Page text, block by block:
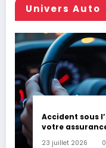
Univers Auto
Accident sous
votre
23 juillet 2026